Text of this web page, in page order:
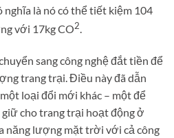
nghĩa là nó có thể tiết kiệm 104
với 17kg CO2.
sang công nghệ đắt tiền để
trang trại. Điều này đã dẫn
loại đổi mới khác – một để
cho trang trại hoạt động ở
năng lượng mặt trời với cả công